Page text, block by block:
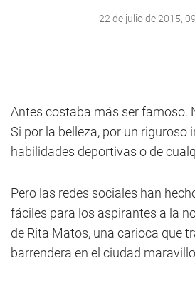
22 de julio de 2015,
Antes costaba más ser famoso.
Si por la belleza, por un riguroso
habilidades deportivas o de
Pero las redes sociales han
fáciles para los aspirantes a la
de Rita Matos, una carioca que
barrendera en el ciudad